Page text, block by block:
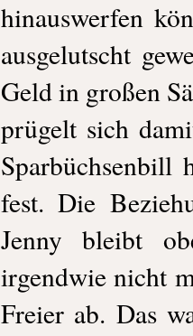
hinauswerfen
ausgelutscht
Geld in großen
prügelt sich
Sparbüchsenbill
fest. Die
Jenny bleibt
irgendwie nicht
Freier ab. Das